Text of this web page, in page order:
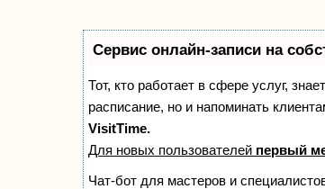
Сервис онлайн-записи на
Тот, кто работает в сфере услуг,
расписание, но и напоминать
VisitTime.
Для новых пользователей первый
Чат-бот для мастеров и